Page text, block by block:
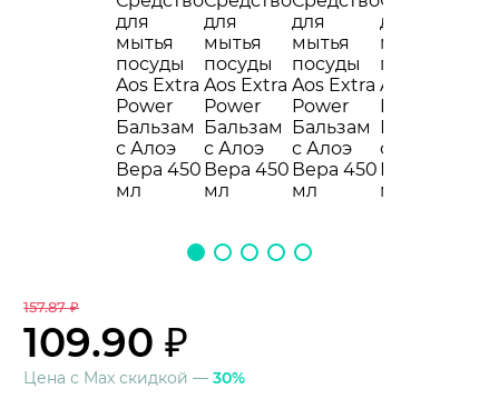
157.87 ₽
109.90 ₽
Цена с Max скидкой — 30%